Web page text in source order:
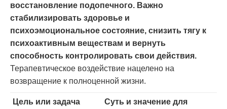
восстановление подопечного. Важно
стабилизировать здоровье и
психоэмоциональное состояние, снизить тягу к
психоактивным веществам и вернуть
способность контролировать свои действия.
Терапевтическое воздействие нацелено на
возвращение к полноценной жизни.
Цель или задача
Суть и значение для